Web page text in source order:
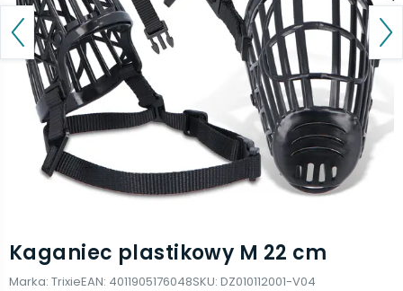
Kaganiec plastikowy M 22 cm
Marka: TrixieEAN: 4011905176048SKU: DZ010112001-V04